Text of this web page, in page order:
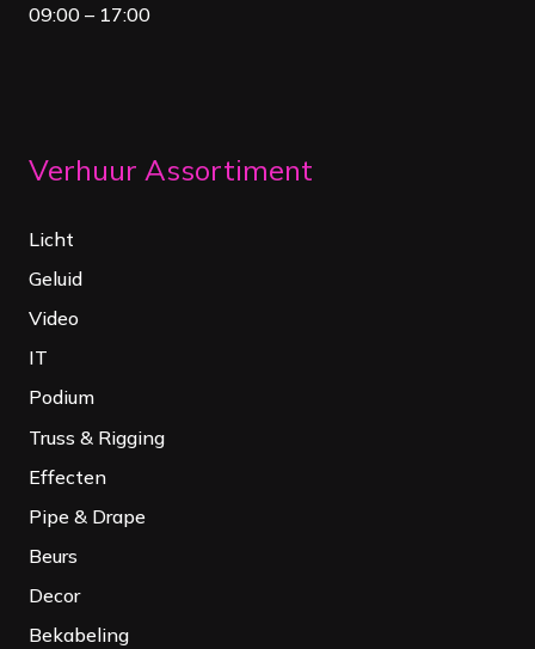
09:00 – 17:00
Verhuur Assortiment
Licht
Geluid
Video
IT
Podium
Truss & Rigging
Effecten
Pipe & Drape
Beurs
Decor
Bekabeling